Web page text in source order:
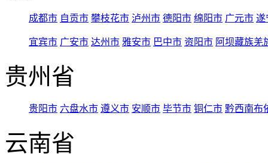
成都市 自贡市 攀枝花市 泸州市 德阳市 绵阳市 广元市 遂
宜宾市 广安市 达州市 雅安市 巴中市 资阳市 阿坝藏族羌
贵州省
贵阳市 六盘水市 遵义市 安顺市 毕节市 铜仁市 黔西南布
云南省